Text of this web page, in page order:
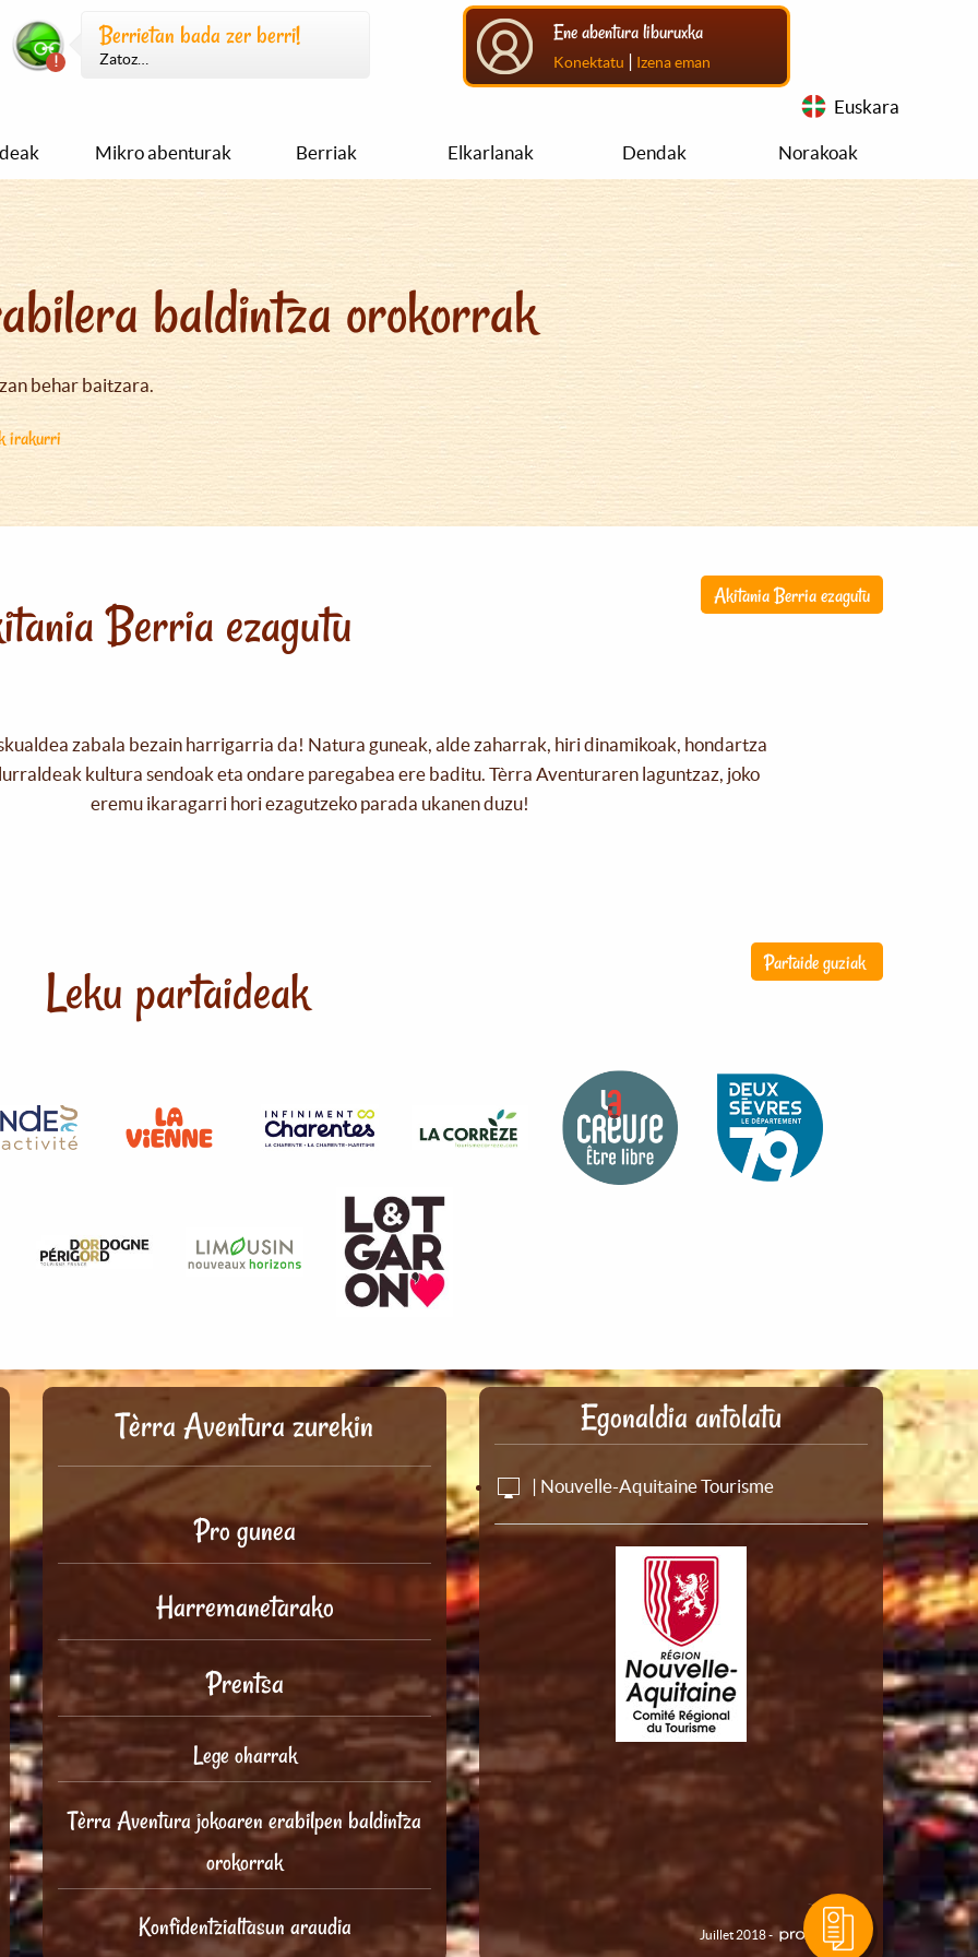
Berrietan bada zer berri!
Zatoz…
Ene abentura liburuxka
Konektatu | Izena eman
Euskara
Mikro abenturak Berriak Elkarlanak Dendak Norakoak
baldintza orokorrak
behar baitzara.
irakurri
Akitania Berria ezagutu
Berria ezagutu
zabala bezain harrigarria da! Natura guneak, alde zaharrak, hiri dinamikoak, hondartza
kultura sendoak eta ondare paregabea ere baditu. Tèrra Aventuraren laguntzaz, joko
eremu ikaragarri hori ezagutzeko parada ukanen duzu!
Partaide guziak
Leku partaideak
Tèrra Aventura zurekin
Pro gunea
Harremanetarako
Prentsa
Lege oharrak
Tèrra Aventura jokoaren erabilpen baldintza
orokorrak
Konfidentzialtasun araudia
Egonaldia antolatu
| Nouvelle-Aquitaine Tourisme
Juillet 2018 -